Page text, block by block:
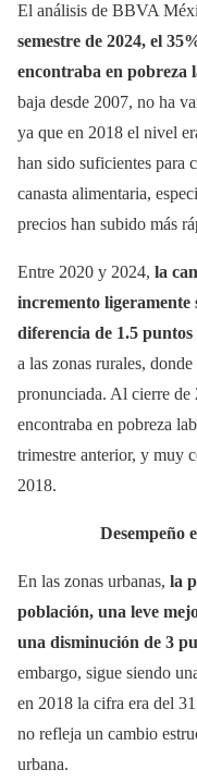
El análisis de BBVA
semestre de 2024, el
encontraba en pobreza
baja desde 2007, no ha
ya que en 2018 el nivel
han sido suficientes para
canasta alimentaria,
precios han subido más
Entre 2020 y 2024, la
incremento
diferencia de 1.5
a las zonas rurales,
pronunciada. Al cierre de
encontraba en pobreza
trimestre anterior, y muy
2018.
Desempeño
En las zonas urbanas, la
población, una leve
una disminución de 3
embargo, sigue siendo
en 2018 la cifra era del
no refleja un cambio
urbana.